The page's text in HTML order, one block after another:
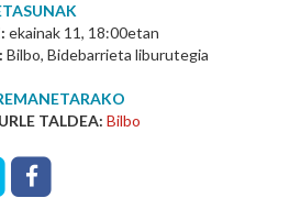
ekainak 11, 18:00etan
Bilbo, Bidebarrieta liburutegia
TALDEA: Bilbo